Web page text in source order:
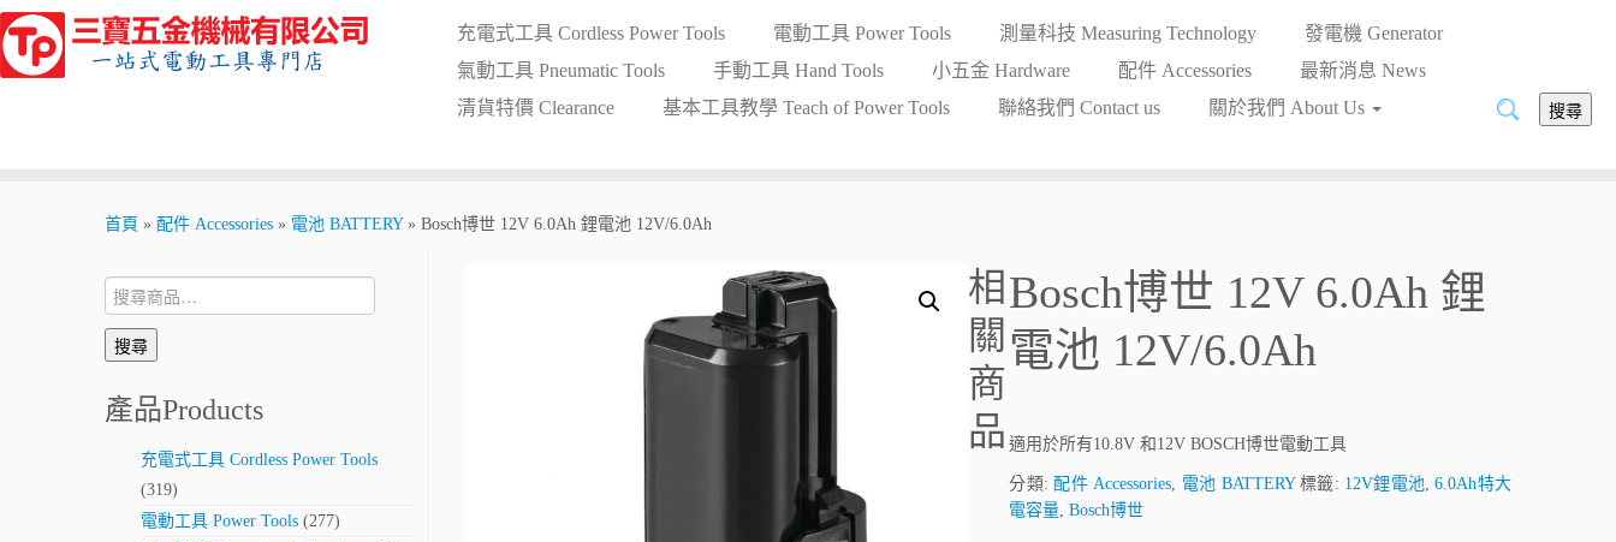
Skip
to
content
充電式工具 Cordless Power Tools 電動工具 Power Tools 測量科技 Measuring Technology
發電機 Generator
氣動工具 Pneumatic Tools
手動工具 Hand Tools 小五金 Hardware 配件 Accessories
最新消息 News
清貨特價 Clearance
基本工具教學 Teach of Power Tools 聯絡我們 Contact us 關於我們 About Us
搜
搜尋
首頁 » 配件 Accessories » 電池 BATTERY » Bosch博世 12V 6.0Ah 鋰電池 12V/6.0Ah
搜
尋:
搜尋
產品Products
充電式工具 Cordless Power Tools
(319)
電動工具 Power Tools (277)
Bosch博世 12V 6.0Ah 鋰
電池 12V/6.0Ah
適用於所有10.8V 和12V BOSCH博世電動工具
分類: 配件 Accessories, 電池 BATTERY 標籤: 12V鋰電池,6.0Ah特大
電容量,Bosch博世
相
關
商
品